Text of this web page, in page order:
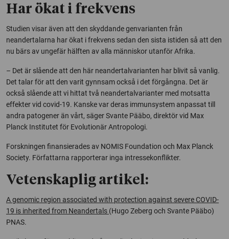
Har ökat i frekvens
Studien visar även att den skyddande genvarianten från
neandertalarna har ökat i frekvens sedan den sista istiden så att den
nu bärs av ungefär hälften av alla människor utanför Afrika.
– Det är slående att den här neandertalvarianten har blivit så vanlig.
Det talar för att den varit gynnsam också i det förgångna. Det är
också slående att vi hittat två neandertalvarianter med motsatta
effekter vid covid-19. Kanske var deras immunsystem anpassat till
andra patogener än vårt, säger Svante Pääbo, direktör vid Max
Planck Institutet för Evolutionär Antropologi.
Forskningen finansierades av NOMIS Foundation och Max Planck
Society. Författarna rapporterar inga intressekonflikter.
Vetenskaplig artikel:
A genomic region associated with protection against severe COVID-
19 is inherited from Neandertals (Hugo Zeberg och Svante Pääbo)
PNAS.